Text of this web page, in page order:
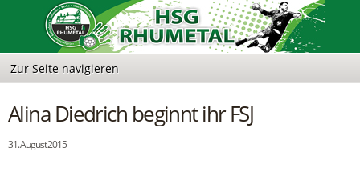
Alina Diedrich beginnt ihr FSJ
31. August 2015